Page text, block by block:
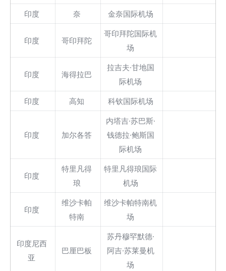
印度
奈 金奈国际机场
印度 哥印拜陀
哥印拜陀国际机
场
印度 海得拉巴
拉吉夫·甘地国
际机场
印度
高知 科钦国际机场
印度 加尔各答
内塔吉·苏巴斯·
钱德拉·鲍斯国
际机场
印度
特里凡得
琅
特里凡得琅国际
机场
印度
维沙卡帕
特南
维沙卡帕特南机
场
印度尼西
亚
巴厘巴板
苏丹穆罕默德·
阿吉·苏莱曼机
场